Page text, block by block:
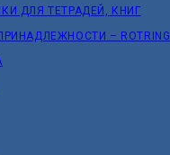
ДЛЯ ТЕТРАДЕЙ, КНИГ
– ROTRING